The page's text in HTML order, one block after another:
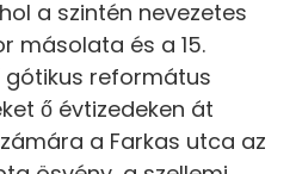
a szintén nevezetes
másolata és a 15.
gótikus református
ő évtizedeken át
a Farkas utca az